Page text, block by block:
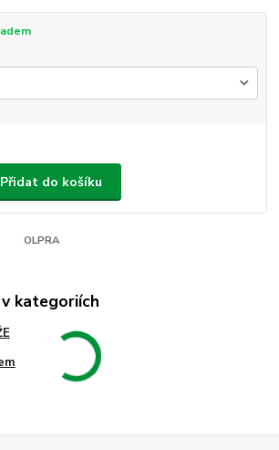
Přidat do košíku
OLPRA
kategoriích